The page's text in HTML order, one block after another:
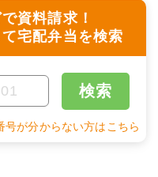
資料請求！
宅配弁当を検索
検索
が分からない方はこちら